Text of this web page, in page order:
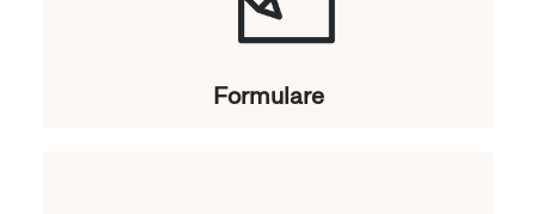
Formulare